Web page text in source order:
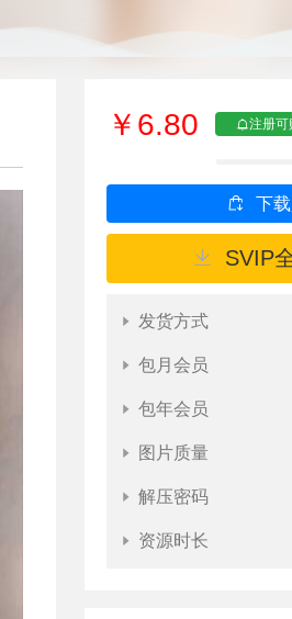
￥6.80 注册可
下
SVIP
发货方式
包月会员
包年会员
图片质量
解压密码
资源时长